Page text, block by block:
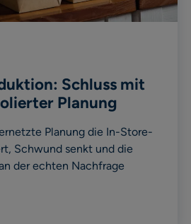
Schluss mit
Planung
Planung die In-Store-
Schwund senkt und die
der echten Nachfrage